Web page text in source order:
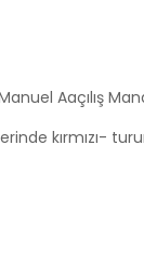
Aaçılış
kırmızı-